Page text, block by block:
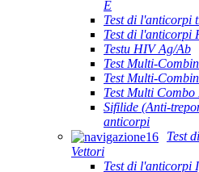
E
Test di l'anticorpi
Test di l'anticorpi
Testu HIV Ag/Ab
Test Multi-
Test Multi-
Test Multi
Sifilide (Anti-
anticorpi
Test
Vettori
Test di l'anticorpi